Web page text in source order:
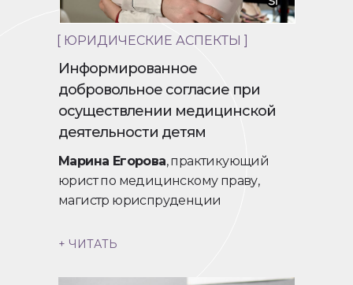
[ ЮРИДИЧЕСКИЕ АСПЕКТЫ ]
Информированное
добровольное согласие при
осуществлении медицинской
деятельности детям
Марина Егорова, практикующий
юрист по медицинскому праву,
магистр юриспруденции
+ ЧИТАТЬ